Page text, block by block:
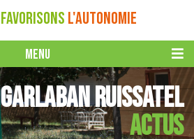
FAVORISONS L'AUTONOMIE
MENU
GARLABAN RUISSATEL
ACTUS